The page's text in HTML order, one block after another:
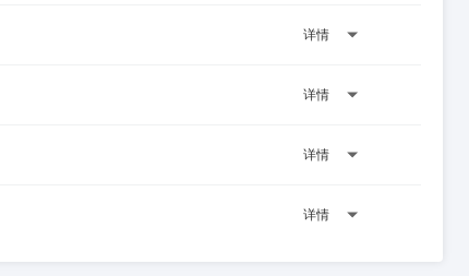
详情
详情
详情
详情